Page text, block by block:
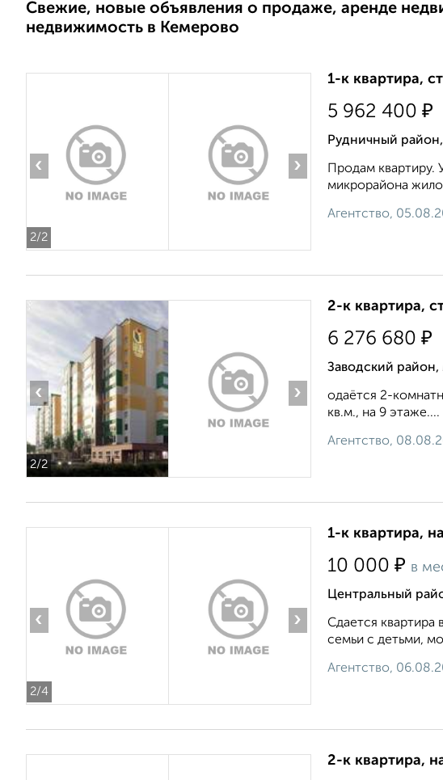
Свежие, новые объявления о продаже, аренде
недвижимость в Кемерово
2/2
‹ ›
1-к квартира,
5 962 400 ₽
Рудничный
Продам квартиру.
микрорайона
Агентство,
2/2
‹ ›
2-к квартира,
6 276 680 ₽
Заводский
одаётся 2-
кв.м., на 9 этаже....
Агентство,
2/4
‹ ›
1-к квартира,
10 000 ₽ в
Центральный
Сдается квартира
семьи с детьми,
Агентство,
2-к квартира,